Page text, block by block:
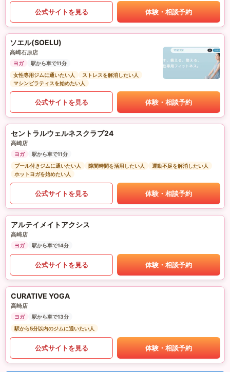
公式サイトを見る 体験・相談予約
ソエル(SOELU)
高崎石原店
ヨガ
駅から車で11分
女性専用ジムに通いたい人
ストレスを解消したい人
マシンピラティスを始めたい人
公式サイトを見る 体験・相談予約
セントラルウェルネスクラブ24
高崎店
ヨガ
駅から車で11分
プール付きジムに通いたい人
隙間時間を活用したい人
運動不足を解消したい人
ホットヨガを始めたい人
公式サイトを見る 体験・相談予約
アルテイメイトアクシス
高崎店
ヨガ 駅から車で14分
公式サイトを見る 体験・相談予約
CURATIVE YOGA
高崎店
ヨガ
駅から車で13分
駅から5分以内のジムに通いたい人
公式サイトを見る 体験・相談予約